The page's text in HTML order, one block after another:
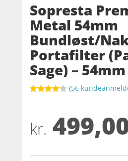
Sopresta
Metal 54mm
Bundløst/
Portafilter
Sage) – 54mm
på
kundebedø
(56
kr.